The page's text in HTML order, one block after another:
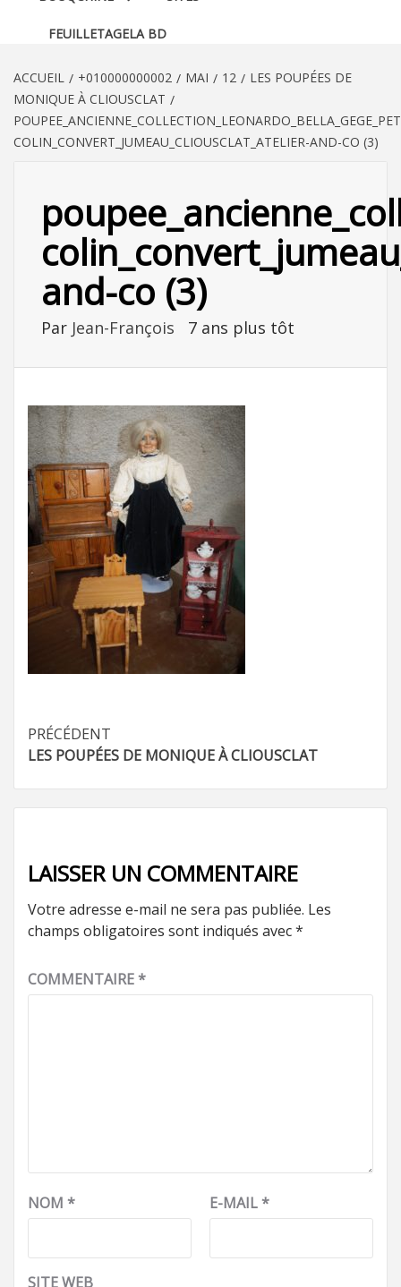
FEUILLETAGELA BD
ACCUEIL +010000000002 MAI 12
LES POUPÉES DE
MONIQUE À CLIOUSCLAT
COLIN_CONVERT_JUMEAU_CLIOUSCLAT_ATELIER-AND-CO (3)
and-co (3)
Par Jean-François 7 ans plus tôt
Navigation
d’article
PRÉCÉDENT
LES POUPÉES DE MONIQUE À CLIOUSCLAT
LAISSER UN COMMENTAIRE
Votre adresse e-mail ne sera pas publiée. Les
champs obligatoires sont indiqués avec*
COMMENTAIRE*
NOM * E-MAIL*
SITE WEB